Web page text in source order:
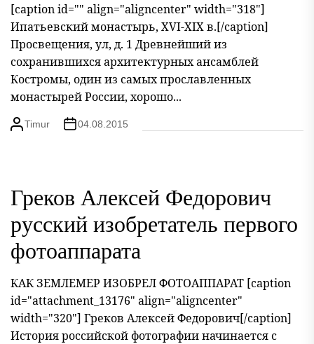
[caption id="" align="aligncenter" width="318"]
Ипатьевский монастырь, ХVI-XIX в.[/caption]
Просвещения, ул, д. 1 Древнейший из
сохранившихся архитектурных ансамблей
Костромы, один из самых прославленных
монастырей России, хорошо...
Timur 04.08.2015
Греков Алексей Федорович
русский изобретатель первого
фотоаппарата
КАК ЗЕМЛЕМЕР ИЗОБРЕЛ ФОТОАППАРАТ [caption
id="attachment_13176" align="aligncenter"
width="320"] Греков Алексей Федорович[/caption]
История российской фотографии начинается с